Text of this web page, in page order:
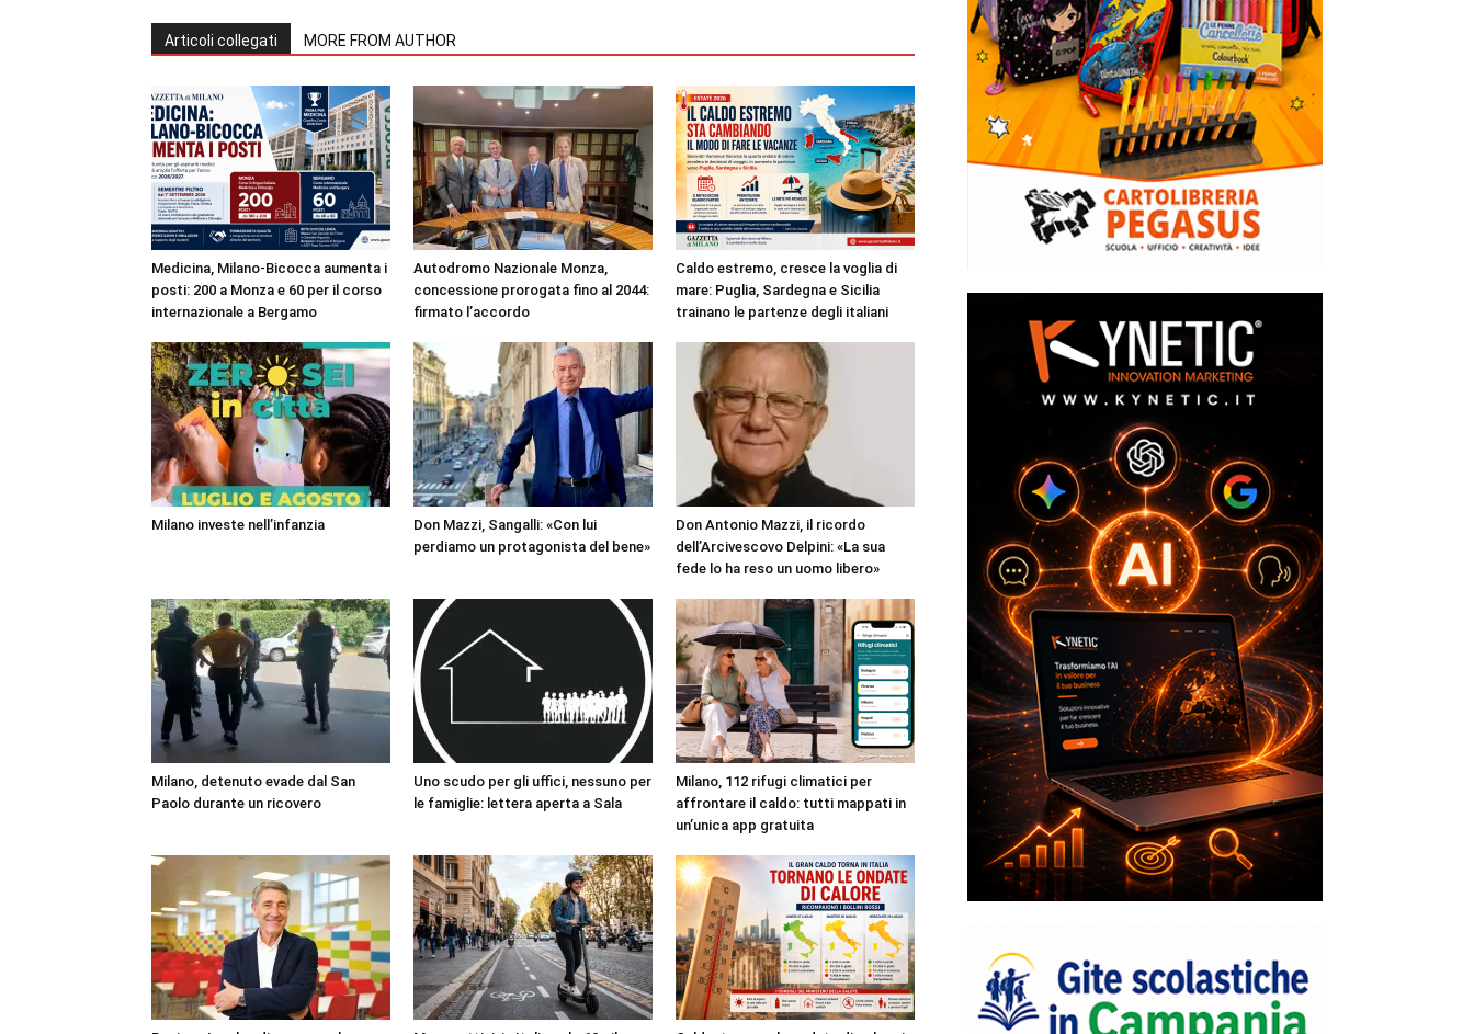
Articoli collegati MORE FROM AUTHOR
Medicina, Milano-Bicocca aumenta i
posti: 200 a Monza e 60 per il corso
internazionale a Bergamo
Autodromo Nazionale Monza,
concessione prorogata fino al 2044:
firmato l’accordo
Caldo estremo, cresce la voglia di
mare: Puglia, Sardegna e Sicilia
trainano le partenze degli italiani
Milano investe nell’infanzia
Don Mazzi, Sangalli: «Con lui
perdiamo un protagonista del bene»
Don Antonio Mazzi, il ricordo
dell’Arcivescovo Delpini: «La sua
fede lo ha reso un uomo libero»
Milano, detenuto evade dal San
Paolo durante un ricovero
Uno scudo per gli uffici, nessuno per
le famiglie: lettera aperta a Sala
Milano, 112 rifugi climatici per
affrontare il caldo: tutti mappati in
un’unica app gratuita